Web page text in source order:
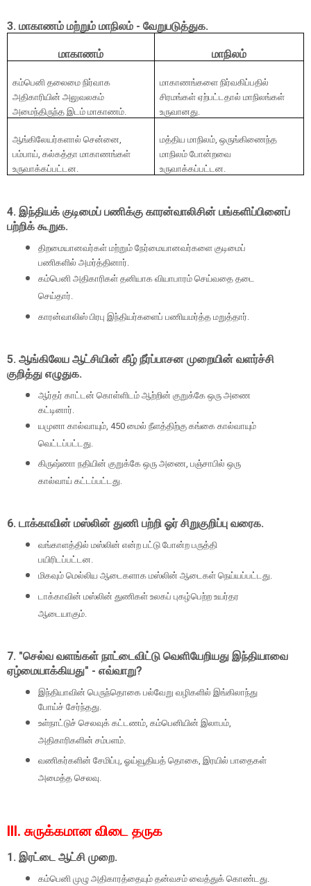
3. மாகாணம் மற்றும் மாநிலம் - வேறுபடுத்துக.
மாகாணம் மாநிலம்
கம்பெனி தலைமை நிர்வாக
அதிகாரியின் அலுவலகம்
அமைந்திருந்த இடம் மாகாணம்.
மாகாணங்களை நிர்வகிப்பதில்
சிரமங்கள் ஏற்பட்டதால் மாநிலங்கள்
உருவானது.
ஆங்கிலேயர்களால் சென்னை,
பம்பாய்,கல்கத்தா மாகாணங்கள்
உருவாக்கப்பட்டன.
மத்திய மாநிலம்,ஒருங்கிணைந்த
மாநிலம் போன்றவை
உருவாக்கப்பட்டன.
4. இந்தியக் குடிமைப் பணிக்கு காரன்வாலிசின் பங்களிப்பினைப்
பற்றிக் கூறுக.
திறமையானவர்கள் மற்றும் நேர்மையானவர்களை குடிமைப்
பணிகளில் அமர்த்தினார்.
கம்பெனி அதிகாரிகள் தனியாக வியாபாரம் செய்வதை தடை
செய்தார்.
காரன்வாலிஸ் பிரபு இந்தியர்களைப் பணியமர்த்த மறுத்தார்.
5. ஆங்கிலேய ஆட்சியின் கீழ் நீர்ப்பாசன முறையின் வளர்ச்சி
குறித்து எழுதுக.
ஆர்தர் காட்டன் கொள்ளிடம் ஆற்றின் குறுக்கே ஒரு அணை
கட்டினார்.
யமுனா கால்வாயும் , 450 மைல் நீளத்திற்கு கங்கை கால்வாயும்
வெட்டப்பட்டது.
கிருஷ்ணா நதியின் குறுக்கே ஒரு அணை, பஞ்சாபில் ஒரு
கால்வாய் கட்டப்பட்டது.
6. டாக்காவின் மஸ்லின் துணி பற்றி ஓர் சிறுகுறிப்பு வரைக.
வங்காளத்தில் மஸ்லின் என்ற பட்டு போன்ற பருத்தி
பயிரிடப்பட்டன.
மிகவும் மெல்லிய ஆடைகளாக மஸ்லின் ஆடைகள் நெய்யப்பட்டது.
டாக்காவின் மஸ்லின் துணிகள் உலகப் புகழ்பெற்ற உயர்தர
ஆடையாகும்.
7. "செல்வ வளங்கள் நாட்டைவிட்டு வெளியேறியது இந்தியாவை
ஏழ்மையாக்கியது" - எவ்வாறு?
இந்தியாவின் பெருந்தொகை பல்வேறு வழிகளில் இங்கிலாந்து
போய்ச் சேர்ந்தது.
உள்நாட்டுச் செலவுக் கட்டணம் கம்பெனியின் இலாபம்
அதிகாரிகளின் சம்பளம்.
வணிகர்களின் சேமிப்பு, ஓய்வூதியத் தொகை, இரயில் பாதைகள்
அமைத்த செலவு.
III. சுருக்கமான விடை தருக
1. இரட்டை ஆட்சி முறை.
கம்பெனி முழு அதிகாரத்தையும் தன்வசம் வைத்துக் கொண்டது.